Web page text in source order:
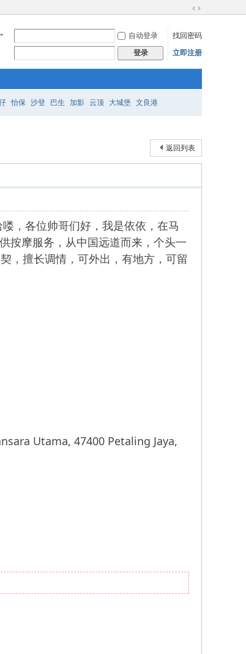
换
到
宽
自动登录
找回密码
登录 立即注册
怡保 沙登 巴生 加影 云顶 大城堡 文良港
返回列表
，各位帅哥们好，我是依依，在马
按摩服务，从中国远道而来，个头一
，擅长调情，可外出，有地方，可留
Utama, 47400 Petaling Jaya,